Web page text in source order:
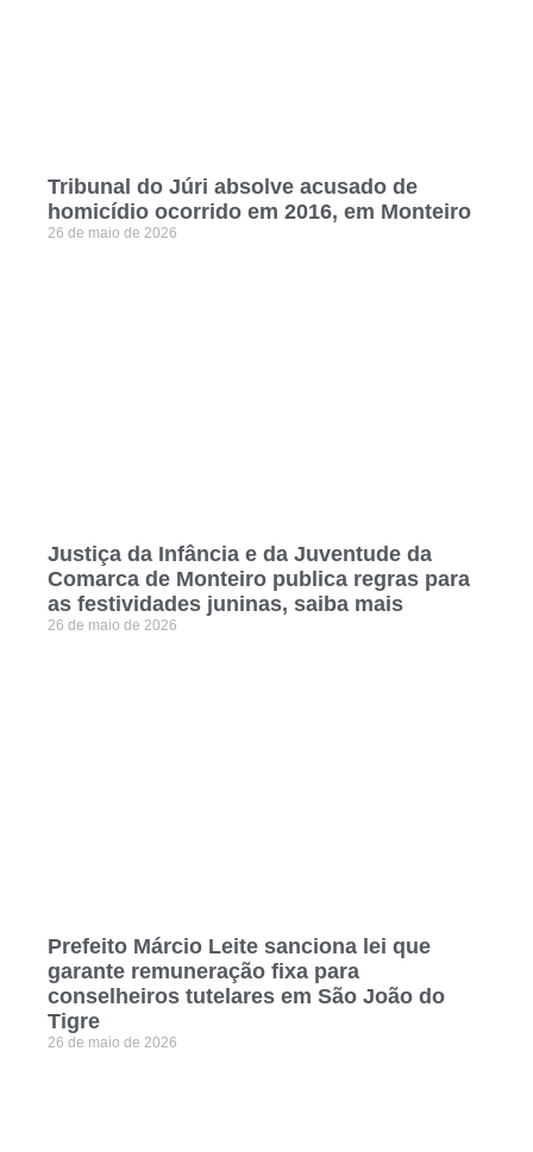
Tribunal do Júri absolve acusado de
homicídio ocorrido em 2016, em Monteiro
26 de maio de 2026
Justiça da Infância e da Juventude da
Comarca de Monteiro publica regras para
as festividades juninas, saiba mais
26 de maio de 2026
Prefeito Márcio Leite sanciona lei que
garante remuneração fixa para
conselheiros tutelares em São João do
Tigre
26 de maio de 2026